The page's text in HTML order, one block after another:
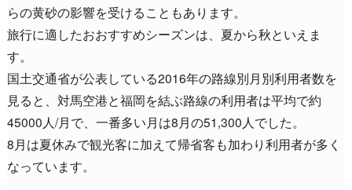
らの黄砂の影響を受けることもあります。
旅行に適したおおすすめシーズンは、夏から秋といえま
す。
国土交通省が公表している2016年の路線別月別利用者数を
見ると、対馬空港と福岡を結ぶ路線の利用者は平均で約
45000人/月で、一番多い月は8月の51,300人でした。
8月は夏休みで観光客に加えて帰省客も加わり利用者が多く
なっています。